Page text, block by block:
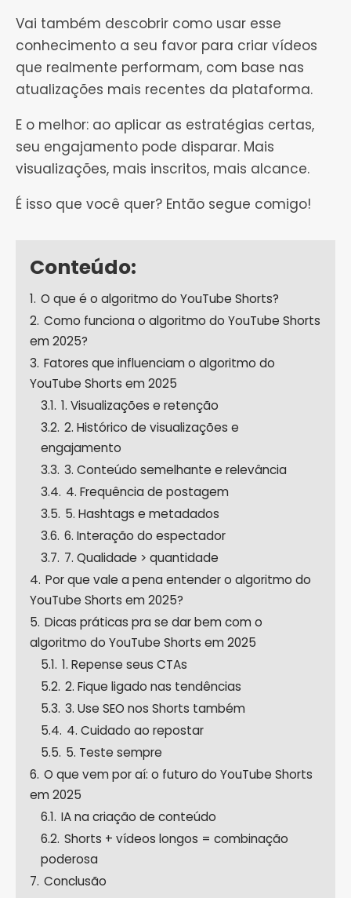
Vai também descobrir como usar esse
conhecimento a seu favor para criar vídeos
que realmente performam, com base nas
atualizações mais recentes da plataforma.
E o melhor: ao aplicar as estratégias certas,
seu engajamento pode disparar. Mais
visualizações, mais inscritos, mais alcance.
É isso que você quer? Então segue comigo!
Conteúdo:
1. O que é o algoritmo do YouTube Shorts?
2. Como funciona o algoritmo do YouTube Shorts
em 2025?
3. Fatores que influenciam o algoritmo do
YouTube Shorts em 2025
3.1. 1. Visualizações e retenção
3.2. 2. Histórico de visualizações e
engajamento
3.3. 3. Conteúdo semelhante e relevância
3.4. 4. Frequência de postagem
3.5. 5. Hashtags e metadados
3.6. 6. Interação do espectador
3.7. 7. Qualidade > quantidade
4. Por que vale a pena entender o algoritmo do
YouTube Shorts em 2025?
5. Dicas práticas pra se dar bem com o
algoritmo do YouTube Shorts em 2025
5.1. 1. Repense seus CTAs
5.2. 2. Fique ligado nas tendências
5.3. 3. Use SEO nos Shorts também
5.4. 4. Cuidado ao repostar
5.5. 5. Teste sempre
6. O que vem por aí: o futuro do YouTube Shorts
em 2025
6.1. IA na criação de conteúdo
6.2. Shorts + vídeos longos = combinação
poderosa
7. Conclusão